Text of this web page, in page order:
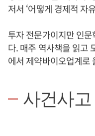
저서 ‘어떻게 경제적 자
투자 전문가이지만 인
다. 매주 역사책을 읽고
에서 제약바이오업계로
사건사고